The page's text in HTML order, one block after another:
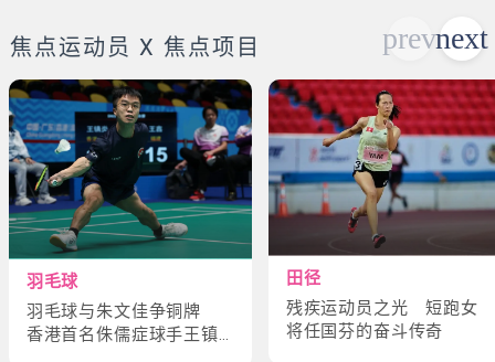
焦点运动员 X 焦点项目
羽毛球
羽毛球与朱文佳争铜牌
香港首名侏儒症球手王镇
田径
残疾运动员之光 短跑女
将任国芬的奋斗传奇